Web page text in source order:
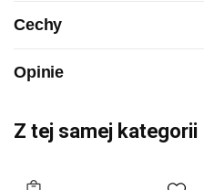
Cechy
Opinie
Z tej samej kategorii